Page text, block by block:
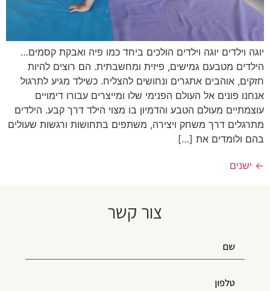
יוגה וילדים יוגה וילדים הולכים ביחד כמו פיה ואבקת קסמים…
הילדים מטבעם גמישים, פיזית ומחשבתית. הם רוצים להיות
חזקים, אוהבים אתגרים ונחושים להצליח. כשילד מגיע לתרגול
אנחנו פונים אל העולם הפנימי שלו ומייצרים עבורו דימויים
עוצמתיים מעולם הטבע והדמיון בו מצוי הילד דרך קבע. הילדים
מתרגלים דרך משחק ויצירה, משתפים בתחושות ורגשות שעולים
בהם ולומדים את […]
← ישנים
צור קשר